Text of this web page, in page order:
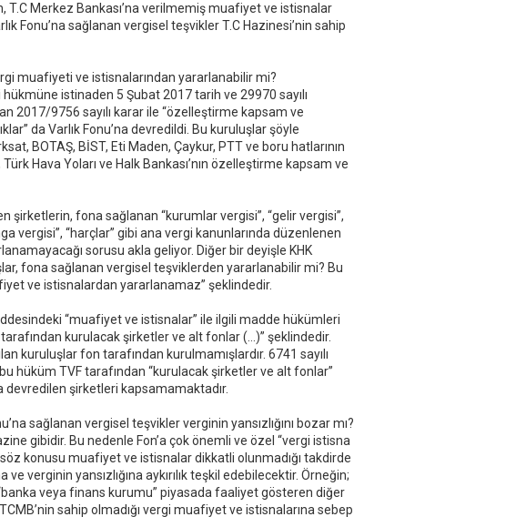
T.C Merkez Bankası’na verilmemiş muafiyet ve istisnalar
Fonu’na sağlanan vergisel teşvikler T.C Hazinesi’nin sahip
muafiyeti ve istisnalarından yararlanabilir mi?
hükmüne istinaden 5 Şubat 2017 tarih ve 29970 sayılı
2017/9756 sayılı karar ile “özelleştirme kapsam ve
da Varlık Fonu’na devredildi. Bu kuruluşlar şöyle
BOTAŞ, BİST, Eti Maden, Çaykur, PTT ve boru hatlarının
Hava Yoları ve Halk Bankası’nın özelleştirme kapsam ve
şirketlerin, fona sağlanan “kurumlar vergisi”, “gelir vergisi”,
vergisi”, “harçlar” gibi ana vergi kanunlarında düzenlenen
sorusu akla geliyor. Diğer bir deyişle KHK
fona sağlanan vergisel teşviklerden yararlanabilir mi? Bu
ve istisnalardan yararlanamaz” şeklindedir.
“muafiyet ve istisnalar” ile ilgili madde hükümleri
kurulacak şirketler ve alt fonlar (…)” şeklindedir.
kuruluşlar fon tarafından kurulmamışlardır. 6741 sayılı
hüküm TVF tarafından “kurulacak şirketler ve alt fonlar”
devredilen şirketleri kapsamamaktadır.
sağlanan vergisel teşvikler verginin yansızlığını bozar mı?
gibidir. Bu nedenle Fon’a çok önemli ve özel “vergi istisna
konusu muafiyet ve istisnalar dikkatli olunmadığı takdirde
verginin yansızlığına aykırılık teşkil edebilecektir. Örneğin;
veya finans kurumu” piyasada faaliyet gösteren diğer
sahip olmadığı vergi muafiyet ve istisnalarına sebep